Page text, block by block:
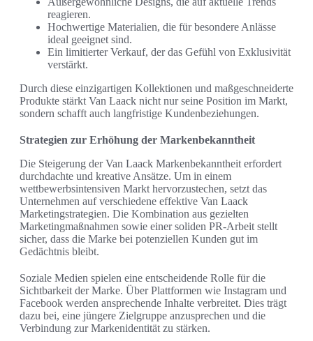
reagieren.
Hochwertige Materialien, die für besondere Anlässe
ideal geeignet sind.
Ein limitierter Verkauf, der das Gefühl von Exklusivität
verstärkt.
Durch diese einzigartigen Kollektionen und maßgeschneiderte
Produkte stärkt Van Laack nicht nur seine Position im Markt,
sondern schafft auch langfristige Kundenbeziehungen.
Strategien zur Erhöhung der Markenbekanntheit
Die Steigerung der Van Laack Markenbekanntheit erfordert
durchdachte und kreative Ansätze. Um in einem
wettbewerbsintensiven Markt hervorzustechen, setzt das
Unternehmen auf verschiedene effektive Van Laack
Marketingstrategien. Die Kombination aus gezielten
Marketingmaßnahmen sowie einer soliden PR-Arbeit stellt
sicher, dass die Marke bei potenziellen Kunden gut im
Gedächtnis bleibt.
Soziale Medien spielen eine entscheidende Rolle für die
Sichtbarkeit der Marke. Über Plattformen wie Instagram und
Facebook werden ansprechende Inhalte verbreitet. Dies trägt
dazu bei, eine jüngere Zielgruppe anzusprechen und die
Verbindung zur Markenidentität zu stärken.